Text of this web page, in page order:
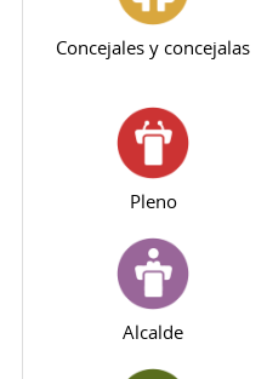
Concejales y concejalas
Pleno
Alcalde